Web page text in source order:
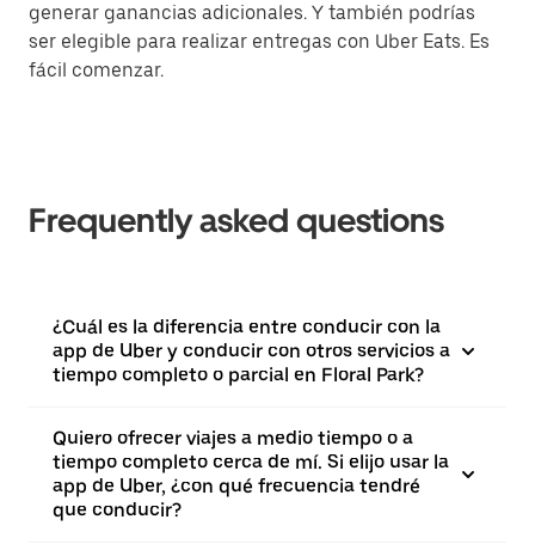
generar ganancias adicionales. Y también podrías
ser elegible para realizar entregas con Uber Eats. Es
fácil comenzar.
Frequently asked questions
¿Cuál es la diferencia entre conducir con la
app de Uber y conducir con otros servicios a
tiempo completo o parcial en Floral Park?
Quiero ofrecer viajes a medio tiempo o a
tiempo completo cerca de mí. Si elijo usar la
app de Uber, ¿con qué frecuencia tendré
que conducir?